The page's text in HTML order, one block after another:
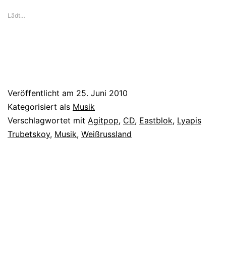
Lädt…
Veröffentlicht am 25. Juni 2010
Kategorisiert als Musik
Verschlagwortet mit Agitpop, CD, Eastblok, Lyapis
Trubetskoy, Musik, Weißrussland